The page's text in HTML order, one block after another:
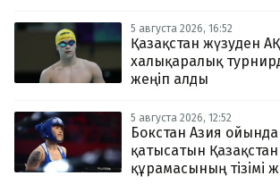
5 августа 2026, 16:52
Қазақстан жүзуден
халықаралық
жеңіп алды
5 августа 2026, 12:52
Бокстан Азия
қатысатын
құрамасының тізімі